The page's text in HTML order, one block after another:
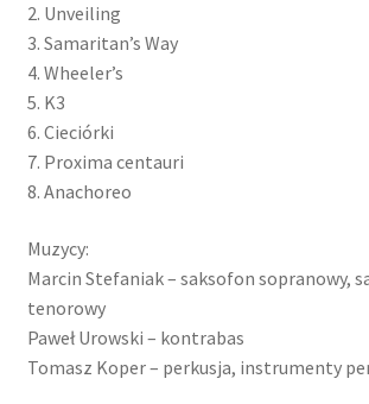
2. Unveiling
3. Samaritan’s Way
4. Wheeler’s
5. K3
6. Cieciórki
7. Proxima centauri
8. Anachoreo
Muzycy:
Marcin Stefaniak – saksofon sopranowy,
tenorowy
Paweł Urowski – kontrabas
Tomasz Koper – perkusja, instrumenty